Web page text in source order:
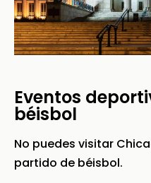
Eventos
béisbol
No puedes visitar
partido de béisbol.